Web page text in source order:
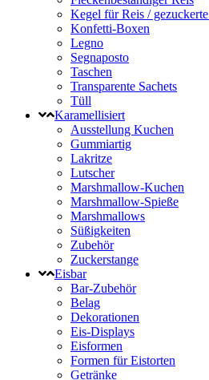
Kegel für Reis /
Konfetti-Boxen
Legno
Segnaposto
Taschen
Transparente Sachets
Tüll
Karamellisiert
Ausstellung Kuchen
Gummiartig
Lakritze
Lutscher
Marshmallow-Kuchen
Marshmallow-Spieße
Marshmallows
Süßigkeiten
Zubehör
Zuckerstange
Eisbar
Bar-Zubehör
Belag
Dekorationen
Eis-Displays
Eisformen
Formen für Eistorten
Getränke